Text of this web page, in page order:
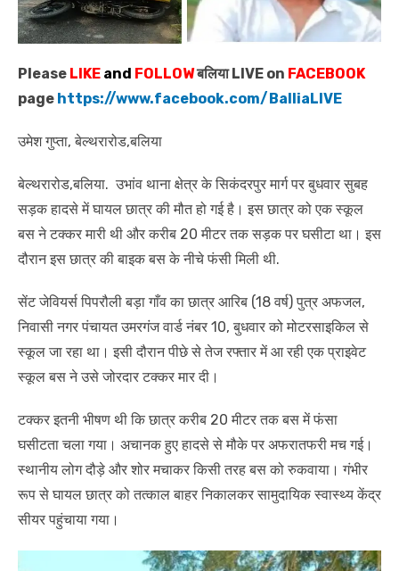
Please LIKE and FOLLOWबलिया LIVE on FACEBOOK
page https://www.facebook.com/BalliaLIVE
उमेश गुप्ता, बेल्थरारोड,बलिया
बेल्थरारोड,बलिया. उभांव थाना क्षेत्र के सिकंदरपुर मार्ग पर बुधवार सुबह
सड़क हादसे में घायल छात्र की मौत हो गई है। इस छात्र को एक स्कूल
बस ने टक्कर मारी थी और करीब 20 मीटर तक सड़क पर घसीटा था। इस
दौरान इस छात्र की बाइक बस के नीचे फंसी मिली थी.
सेंट जेवियर्स पिपरौली बड़ा गाँव का छात्र आरिब (18 वर्ष) पुत्र अफजल,
निवासी नगर पंचायत उमरगंज वार्ड नंबर 10, बुधवार को मोटरसाइकिल से
स्कूल जा रहा था। इसी दौरान पीछे से तेज रफ्तार में आ रही एक प्राइवेट
स्कूल बस ने उसे जोरदार टक्कर मार दी।
टक्कर इतनी भीषण थी कि छात्र करीब 20 मीटर तक बस में फंसा
घसीटता चला गया। अचानक हुए हादसे से मौके पर अफरातफरी मच गई।
स्थानीय लोग दौड़े और शोर मचाकर किसी तरह बस को रुकवाया। गंभीर
रूप से घायल छात्र को तत्काल बाहर निकालकर सामुदायिक स्वास्थ्य केंद्र
सीयर पहुंचाया गया।